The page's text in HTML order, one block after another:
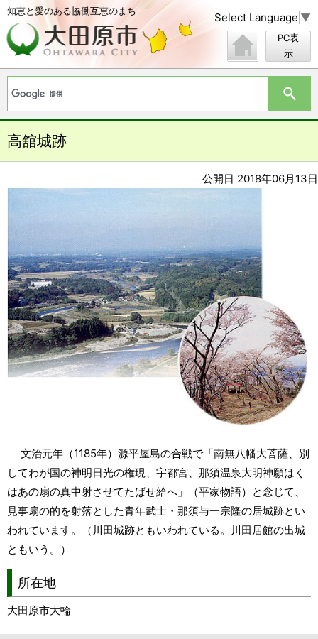
知恵と愛のある協働互恵のまち Select Language ▼
PC表
示
高舘城跡
公開日 2018年06月13日
文治元年（1185年）源平屋島の合戦で「南無八幡大菩薩、別
してわが国の神明日光の権現、宇都宮、那須温泉大明神願はく
はあの扇の真中射させてたばせ給へ」（平家物語）と念じて、
見事扇の的を射落とした青年武士・那須与一宗隆の居城跡とい
われています。（川田城跡ともいわれている。川田居館の出城
ともいう。）
所在地
大田原市大輪